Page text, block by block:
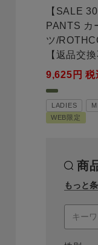
【SALE
PANTS カ
ツ/
【返品交
9,625
税
LADIES
WEB限定
商
もっと